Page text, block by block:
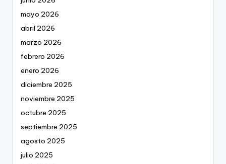
mayo 2026
abril 2026
marzo 2026
febrero 2026
enero 2026
diciembre 2025
noviembre 2025
octubre 2025
septiembre 2025
agosto 2025
julio 2025